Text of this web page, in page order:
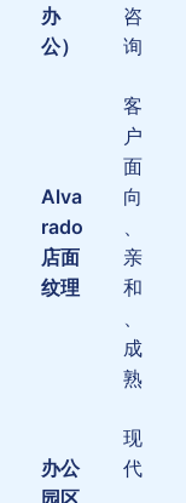
办
公）
咨
询
Alva
rado
店面
纹理
客
户
面
向
、
亲
和
、
成
熟
办公
现
代